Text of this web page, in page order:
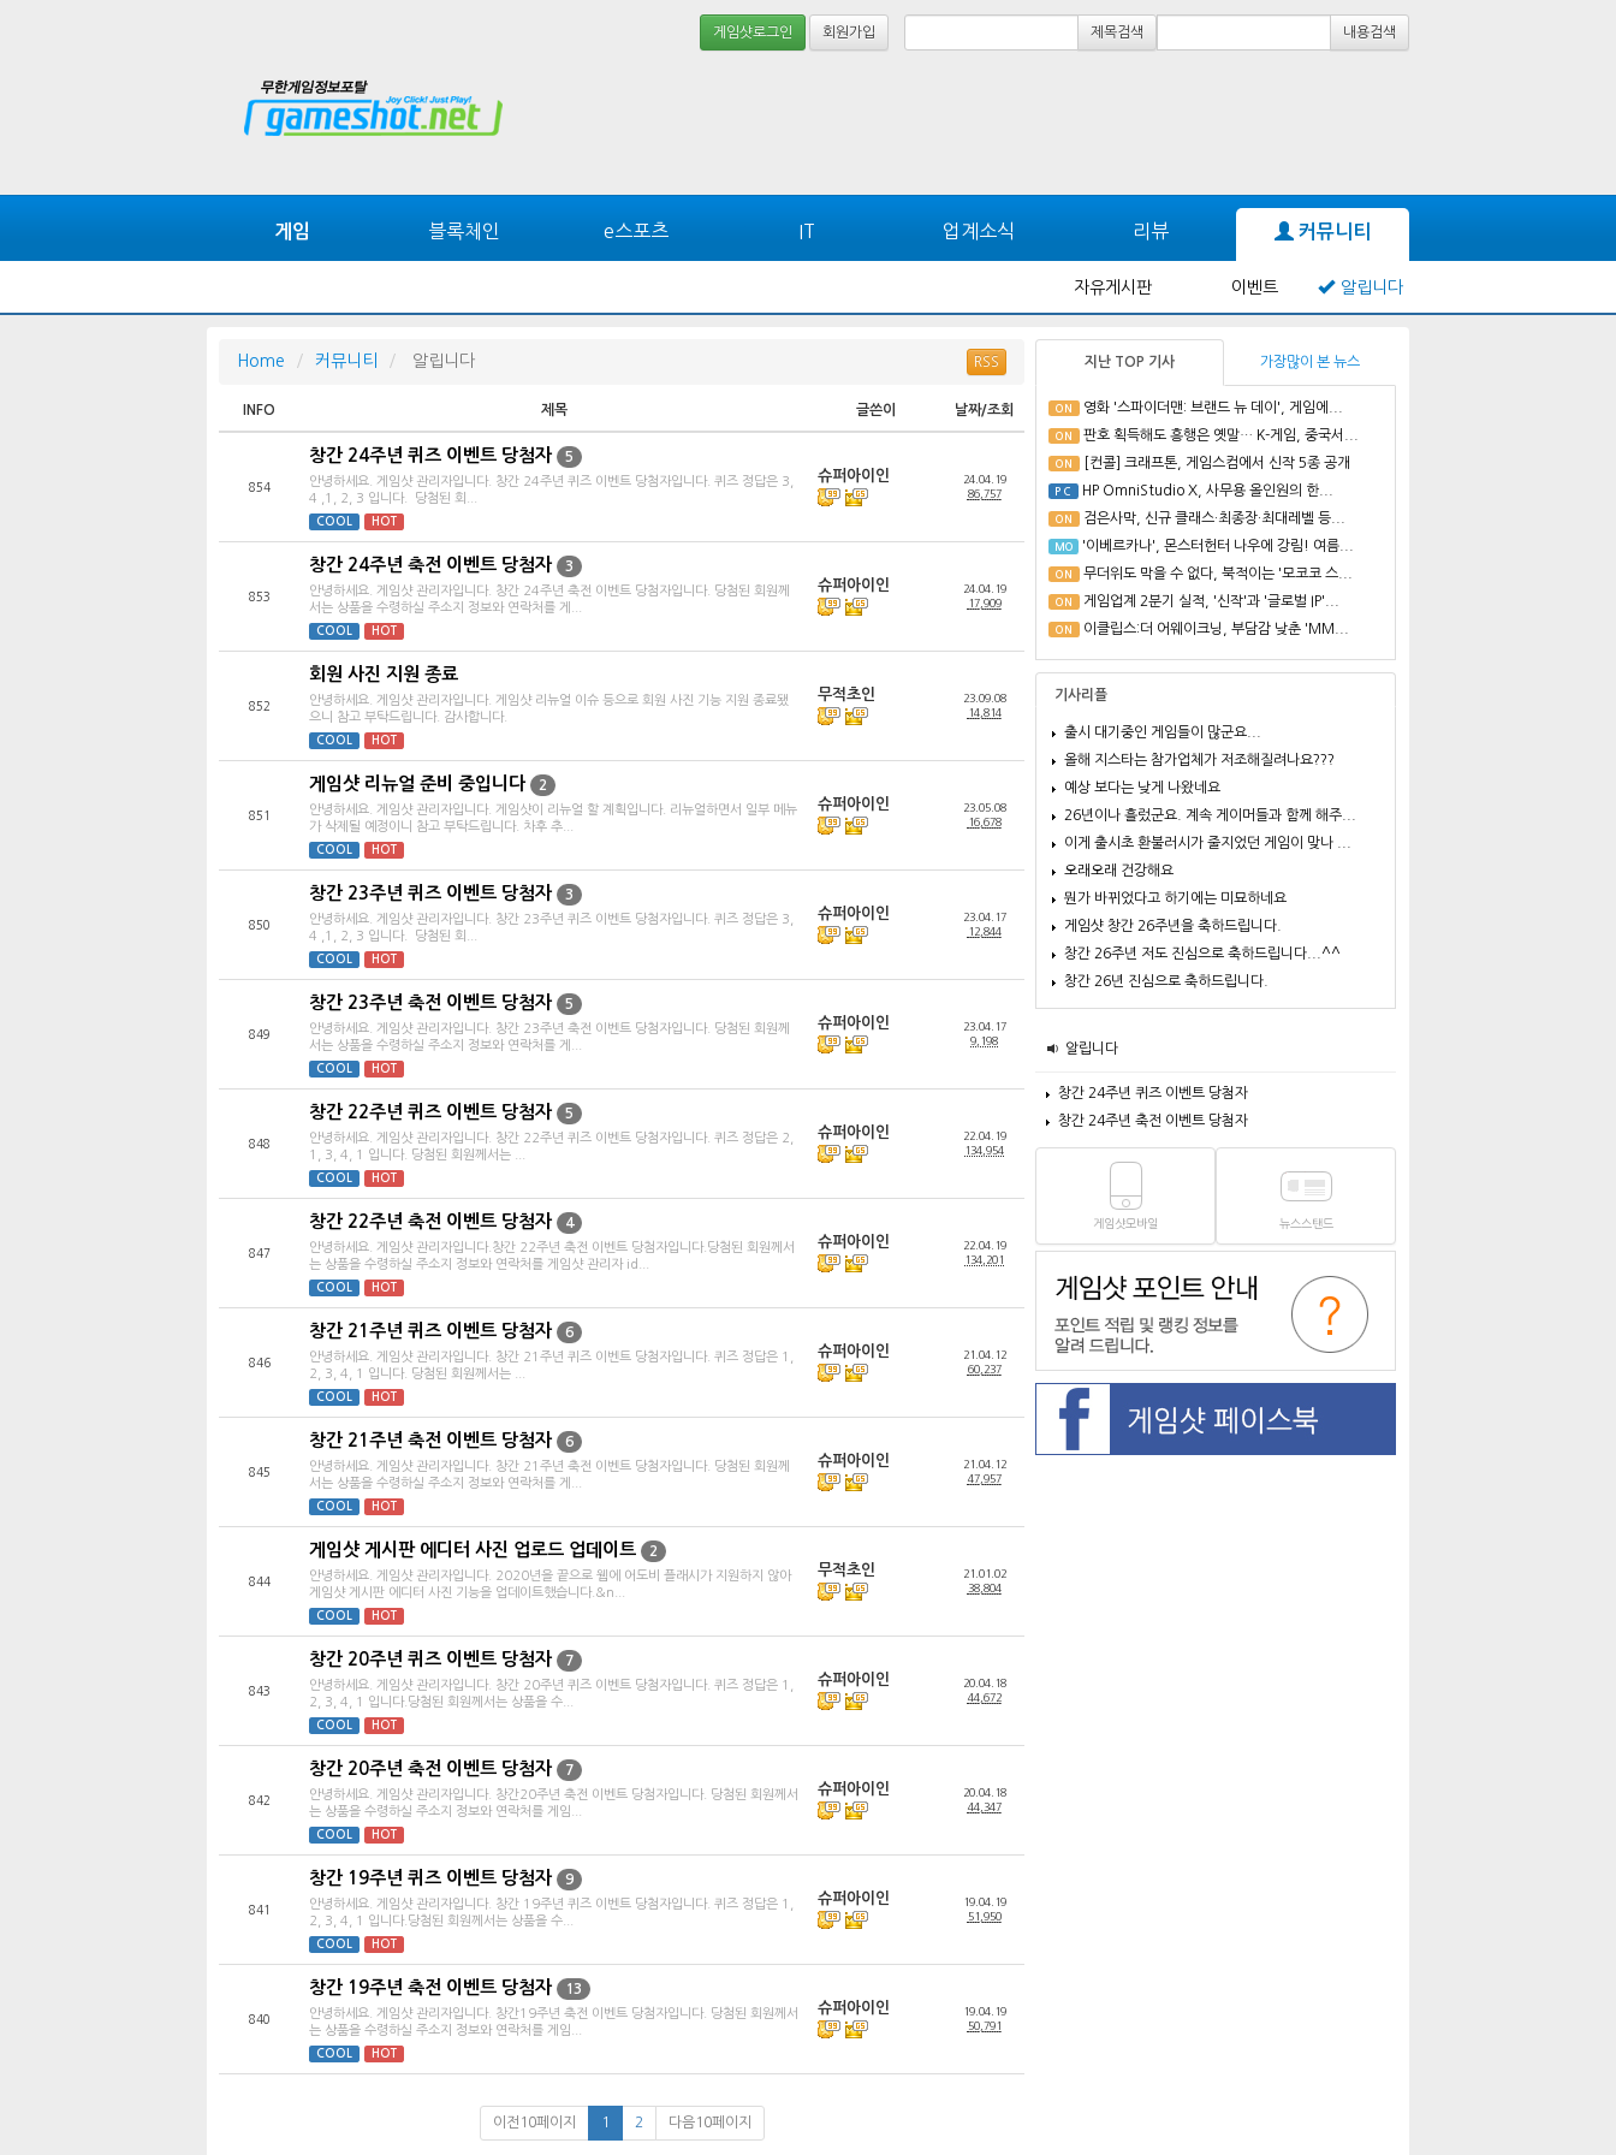
게임샷로그인 회원가입 제목검색 내용검색
게임 블록체인 e스포츠 IT 업계소식 리뷰 커뮤니티
자유게시판 이벤트 알립니다
Home 커뮤니티 알립니다 RSS
INFO 제목 글쓴이 날짜/조회
854
창간 24주년 퀴즈 이벤트 당첨자 5
안녕하세요. 게임샷 관리자입니다. 창간 24주년 퀴즈 이벤트 당첨자입니다. 퀴즈 정답은 3,
4 ,1, 2, 3 입니다. 당첨된 회...
COOL HOT
슈퍼아이인
24.04.19
86,757
853
창간 24주년 축전 이벤트 당첨자 3
안녕하세요. 게임샷 관리자입니다. 창간 24주년 축전 이벤트 당첨자입니다. 당첨된 회원께
서는 상품을 수령하실 주소지 정보와 연락처를 게...
COOL HOT
슈퍼아이인
24.04.19
17,909
852
회원 사진 지원 종료
안녕하세요. 게임샷 관리자입니다. 게임샷 리뉴얼 이슈 등으로 회원 사진 기능 지원 종료됐
으니 참고 부탁드립니다. 감사합니다.
COOL HOT
무적초인
23.09.08
14,814
851
게임샷 리뉴얼 준비 중입니다 2
안녕하세요. 게임샷 관리자입니다. 게임샷이 리뉴얼 할 계획입니다. 리뉴얼하면서 일부 메뉴
가 삭제될 예정이니 참고 부탁드립니다. 차후 추...
COOL HOT
슈퍼아이인
23.05.08
16,678
850
창간 23주년 퀴즈 이벤트 당첨자 3
안녕하세요. 게임샷 관리자입니다. 창간 23주년 퀴즈 이벤트 당첨자입니다. 퀴즈 정답은 3,
4 ,1, 2, 3 입니다. 당첨된 회...
COOL HOT
슈퍼아이인
23.04.17
12,844
849
창간 23주년 축전 이벤트 당첨자 5
안녕하세요. 게임샷 관리자입니다. 창간 23주년 축전 이벤트 당첨자입니다. 당첨된 회원께
서는 상품을 수령하실 주소지 정보와 연락처를 게...
COOL HOT
슈퍼아이인
23.04.17
9,198
848
창간 22주년 퀴즈 이벤트 당첨자 5
안녕하세요. 게임샷 관리자입니다. 창간 22주년 퀴즈 이벤트 당첨자입니다. 퀴즈 정답은 2,
1, 3, 4, 1 입니다. 당첨된 회원께서는 ...
COOL HOT
슈퍼아이인
22.04.19
134,954
847
창간 22주년 축전 이벤트 당첨자 4
안녕하세요. 게임샷 관리자입니다.창간 22주년 축전 이벤트 당첨자입니다.당첨된 회원께서
는 상품을 수령하실 주소지 정보와 연락처를 게임샷 관리자 id...
COOL HOT
슈퍼아이인
22.04.19
134,201
846
창간 21주년 퀴즈 이벤트 당첨자 6
안녕하세요. 게임샷 관리자입니다. 창간 21주년 퀴즈 이벤트 당첨자입니다. 퀴즈 정답은 1,
2, 3, 4, 1 입니다. 당첨된 회원께서는 ...
COOL HOT
슈퍼아이인
21.04.12
60,237
845
창간 21주년 축전 이벤트 당첨자 6
안녕하세요. 게임샷 관리자입니다. 창간 21주년 축전 이벤트 당첨자입니다. 당첨된 회원께
서는 상품을 수령하실 주소지 정보와 연락처를 게...
COOL HOT
슈퍼아이인
21.04.12
47,957
844
게임샷 게시판 에디터 사진 업로드 업데이트 2
안녕하세요. 게임샷 관리자입니다. 2020년을 끝으로 웹에 어도비 플래시가 지원하지 않아
게임샷 게시판 에디터 사진 기능을 업데이트했습니다.&n...
COOL HOT
무적초인
21.01.02
38,804
843
창간 20주년 퀴즈 이벤트 당첨자 7
안녕하세요. 게임샷 관리자입니다. 창간 20주년 퀴즈 이벤트 당첨자입니다. 퀴즈 정답은 1,
2, 3, 4, 1 입니다.당첨된 회원께서는 상품을 수...
COOL HOT
슈퍼아이인
20.04.18
44,672
842
창간 20주년 축전 이벤트 당첨자 7
안녕하세요. 게임샷 관리자입니다. 창간20주년 축전 이벤트 당첨자입니다. 당첨된 회원께서
는 상품을 수령하실 주소지 정보와 연락처를 게임...
COOL HOT
슈퍼아이인
20.04.18
44,347
841
창간 19주년 퀴즈 이벤트 당첨자 9
안녕하세요. 게임샷 관리자입니다. 창간 19주년 퀴즈 이벤트 당첨자입니다. 퀴즈 정답은 1,
2, 3, 4, 1 입니다.당첨된 회원께서는 상품을 수...
COOL HOT
슈퍼아이인
19.04.19
51,950
840
창간 19주년 축전 이벤트 당첨자 13
안녕하세요. 게임샷 관리자입니다. 창간19주년 축전 이벤트 당첨자입니다. 당첨된 회원께서
는 상품을 수령하실 주소지 정보와 연락처를 게임...
COOL HOT
슈퍼아이인
19.04.19
50,791
이전10페이지 1 2 다음10페이지
지난 TOP 기사 가장많이 본 뉴스
ON 영화 '스파이더맨: 브랜드 뉴 데이', 게임에...
ON 판호 획득해도 흥행은 옛말… K-게임, 중국서...
ON [컨콜] 크래프톤, 게임스컴에서 신작 5종 공개
PC HP OmniStudio X, 사무용 올인원의 한...
ON 검은사막, 신규 클래스·최종장·최대레벨 등...
MO '이베르카나', 몬스터헌터 나우에 강림! 여름...
ON 무더위도 막을 수 없다, 북적이는 '모코코 스...
ON 게임업계 2분기 실적, '신작'과 '글로벌 IP'...
ON 이클립스:더 어웨이크닝, 부담감 낮춘 'MM...
기사리플
출시 대기중인 게임들이 많군요...
올해 지스타는 참가업체가 저조해질려나요???
예상 보다는 낮게 나왔네요
26년이나 흘렀군요. 계속 게이머들과 함께 해주...
이게 출시초 환불러시가 줄지었던 게임이 맞나 ...
오래오래 건강해요
뭔가 바뀌었다고 하기에는 미묘하네요
게임샷 창간 26주년을 축하드립니다.
창간 26주년 저도 진심으로 축하드립니다...^^
창간 26년 진심으로 축하드립니다.
알립니다
창간 24주년 퀴즈 이벤트 당첨자
창간 24주년 축전 이벤트 당첨자
게임샷모바일 뉴스스탠드